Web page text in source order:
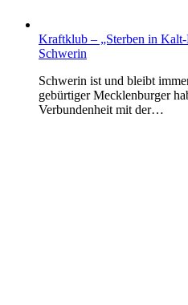
Kraftklub – „Sterben in
Schwerin
Schwerin ist und bleibt
gebürtiger Mecklenburger
Verbundenheit mit der…